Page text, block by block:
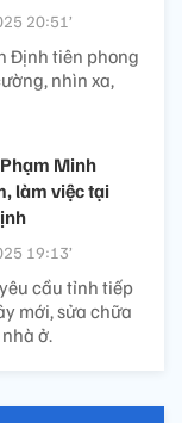
20:51’
Định tiên phong
nhìn xa,
Minh
làm việc tại
19:13’
cầu tỉnh tiếp
mới, sửa chữa
ở.